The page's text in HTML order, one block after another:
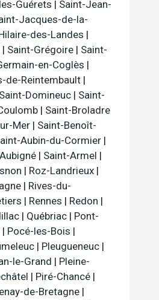
Guérets | Saint-Jean-
Jacques-de-la-
des-Landes |
| Saint-Grégoire | Saint-
en-Coglès |
de-Reintembault |
Saint-Domineuc | Saint-
| Saint-Broladre
Mer | Saint-Benoît-
Aubin-du-Cormier |
| Saint-Armel |
| Roz-Landrieux |
| Rives-du-
| Rennes | Redon |
| Québriac | Pont-
| Pocé-les-Bois |
| Pleugueneuc |
le-Grand | Pleine-
| Piré-Chancé |
de-Bretagne |